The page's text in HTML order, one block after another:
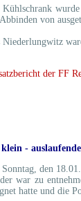
Kühlschrank
von
Niederlungwitz
der FF
-
den
war zu
hatte und die